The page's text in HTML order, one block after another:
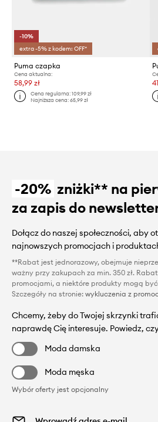
-10%
extra -5% z kodem: OFF*
Puma czapka
Cena aktualna:
58,99 zł
Cena regularna:109,99 zł
Najniższa cena:65,99 zł
-20% zniżki** na
za zapis do
Dołącz do naszej społeczności, aby
najnowszych promocjach i
**Rabat jest jednorazowy, obejmuje
ważny przy zakupach za min. 350 zł.
promocjami, a niektóre produkty mogą
Szczegóły na stronie: wykluczenia z
Chcemy, żeby do Twojej skrzynki
naprawdę Cię interesuje. Powiedz,
Moda damska
Moda męska
Wybór oferty jest opcjonalny